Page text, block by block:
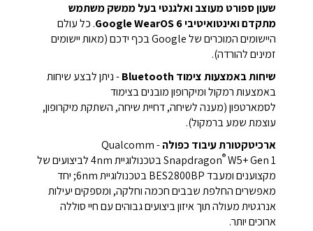
שעון ספורט מעוצב ואלגנטי בעל ממשק משתמש
מתקדם ואינטואיטיבי Google WearOS 6
. כל עולם
היישומים המוכרים של Google בכף ידכם (מאות יישומים
זמינים להורדה).
שיחות באמצעות צימוד Bluetooth
- ניתן לבצע שיחות
באמצעות רמקול ומיקרופון מובנים בצימוד
לסמארטפון (מענה לשיחה, דחיית שיחה, השתקת מיקרופון,
עוצמת שמע ברמקול).
ארכיטקטורת עיבוד כפולה
- Qualcomm
Snapdragon®
W5+ Gen 1 בטכנולוגיית 4nm לביצועים של
מקצוענים ומעבד BES2800BP בטכנולוגיית 6nm; יחד
מאפשרים החלפת שבבים חכמה וחלקה, ומספקים יעילות
אנרגטית מעולה תוך איזון ביצועים גבוהים עם חיי סוללה
ארוכים יותר.